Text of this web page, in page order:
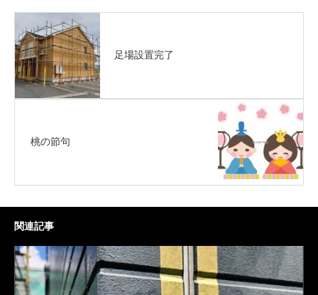
足場設置完了
桃の節句
関連記事